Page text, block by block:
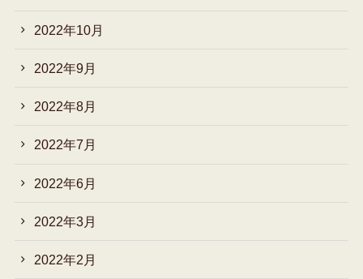
2022年10月
2022年9月
2022年8月
2022年7月
2022年6月
2022年3月
2022年2月